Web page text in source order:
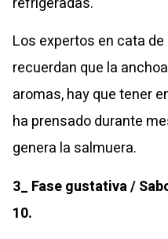
Los expertos en cata
recuerdan que la
aromas, hay que tener
ha prensado durante
genera la salmuera.
3_ Fase gustativa /
10.